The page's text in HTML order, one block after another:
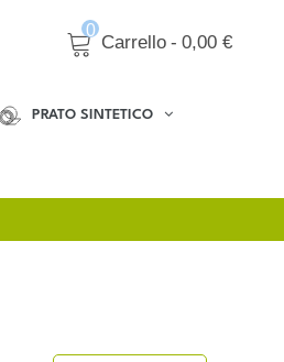
0
Carrello - 0,00 €
PRATO SINTETICO